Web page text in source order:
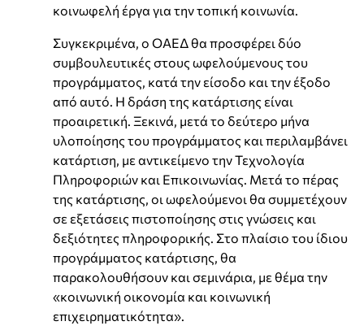
κοινωφελή έργα για την τοπική κοινωνία.
Συγκεκριμένα, ο ΟΑΕΔ θα προσφέρει δύο
συμβουλευτικές στους ωφελούμενους του
προγράμματος, κατά την είσοδο και την έξοδο
από αυτό. Η δράση της κατάρτισης είναι
προαιρετική. Ξεκινά, μετά το δεύτερο μήνα
υλοποίησης του προγράμματος και περιλαμβάνει
κατάρτιση, με αντικείμενο την Τεχνολογία
Πληροφοριών και Επικοινωνίας. Μετά το πέρας
της κατάρτισης, οι ωφελούμενοι θα συμμετέχουν
σε εξετάσεις πιστοποίησης στις γνώσεις και
δεξιότητες πληροφορικής. Στο πλαίσιο του ίδιου
προγράμματος κατάρτισης, θα
παρακολουθήσουν και σεμινάρια, με θέμα την
«κοινωνική οικονομία και κοινωνική
επιχειρηματικότητα».